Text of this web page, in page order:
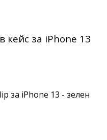
кейс за iPhone 13
за iPhone 13 - зелен